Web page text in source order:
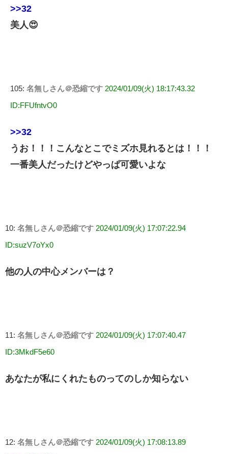
>>32
美人😍
105: 名無しさん＠恐縮です 2024/01/09(火) 18:17:43.32
ID:FFUfntvO0
>>32
うお！！！こんなとこでミズホ見れるとは！！！
一番美人だったけどやっぱ可愛いよな
10: 名無しさん＠恐縮です 2024/01/09(火) 17:07:22.94
ID:suzV7oYx0
他の人の中心メンバーは？
11: 名無しさん＠恐縮です 2024/01/09(火) 17:07:40.47
ID:3MkdF5e60
あなたが私にくれたものってのしか知らない
12: 名無しさん＠恐縮です 2024/01/09(火) 17:08:13.89